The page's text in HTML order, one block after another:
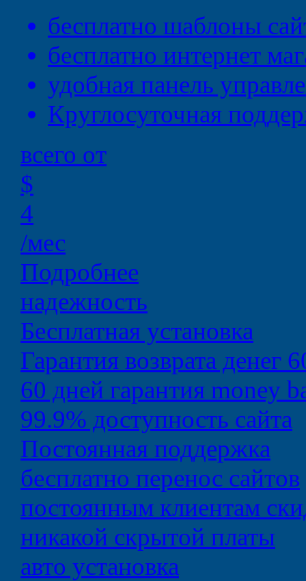
бесплатно шаблоны
бесплатно интернет
удобная панель
Круглосуточная
всего от
$
4
/мес
Подробнее
надежность
Бесплатная установка
Гарантия возврата денег
60 дней гарантия money
99.9% доступность сайта
Постоянная поддержка
бесплатно перенос сайтов
постоянным клиентам
никакой скрытой платы
авто установка